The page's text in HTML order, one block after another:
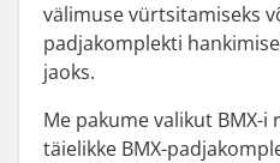
välimuse vürtsitamiseks
padjakomplekti
jaoks.
Me pakume valikut BMX-
täielikke BMX-